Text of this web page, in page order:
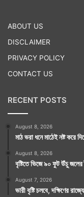
ABOUT US
DISCLAIMER
PRIVACY POLICY
CONTACT US
RECENT POSTS
August 8, 2026
মাঠ ভরা ধনে মাঠেই নষ্ট করে
August 8, 2026
বৃষ্টিতে ভিজে ৯০ ফুট উঁচু জলের
August 7, 2026
ভারী বৃষ্টি চলবে, দক্ষিণের